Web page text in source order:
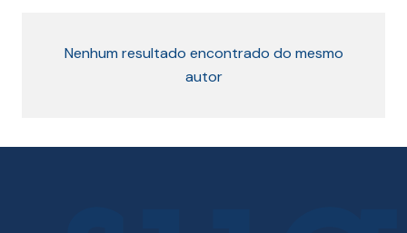
Nenhum resultado encontrado do mesmo
autor